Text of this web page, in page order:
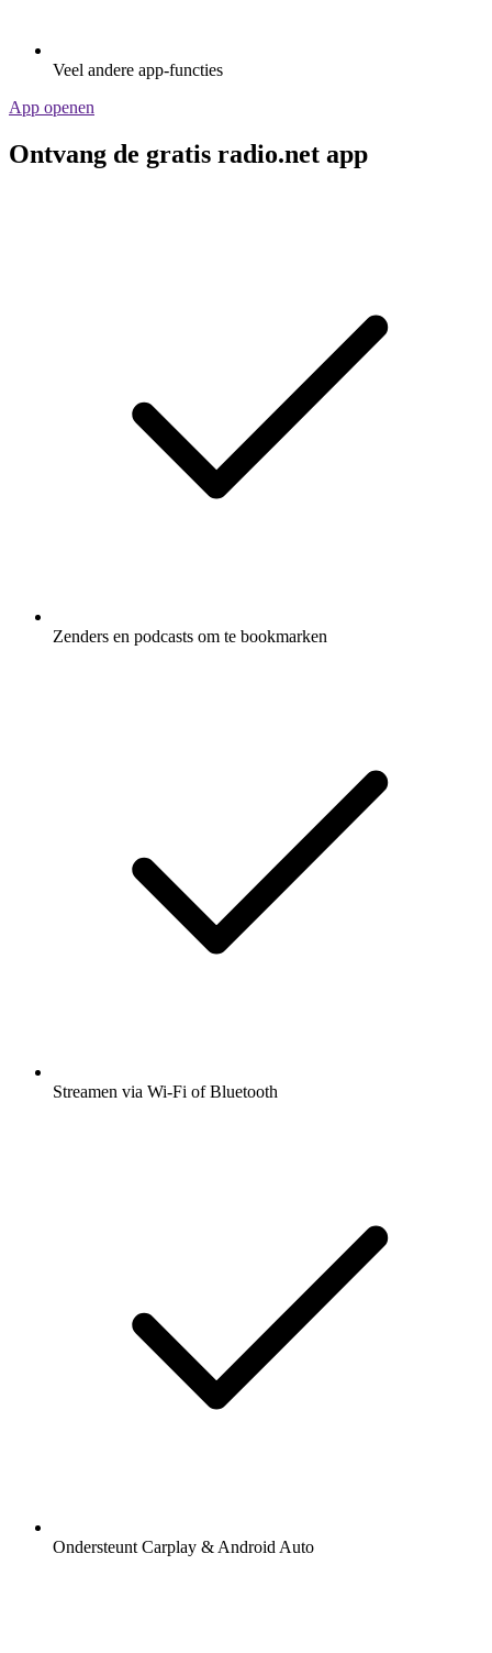
Veel andere app-functies
App openen
Ontvang de gratis radio.net app
Zenders en podcasts om te bookmarken
Streamen via Wi-Fi of Bluetooth
Ondersteunt Carplay & Android Auto